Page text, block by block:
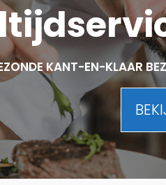
KANT-EN-KLAAR